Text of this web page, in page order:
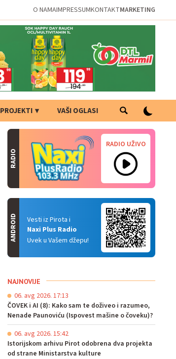
O NAMAIMPRESSUMKONTAKTMARKETING
PROJEKTI VAŠI OGLASI
RADIO
RADIO UŽIVO
Vesti iz Pirota i
Naxi Plus Radio
Uvek u Vašem džepu!
ANDROID
NAJNOVIJE
06. avg 2026. 17:13
ČOVEK i AI (8): Kako sam te doživeo i razumeo,
Nenade Paunoviću (Ispovest mašine o čoveku)?
06. avg 2026. 15:42
Istorijskom arhivu Pirot odobrena dva projekta
od strane Ministarstva kulture